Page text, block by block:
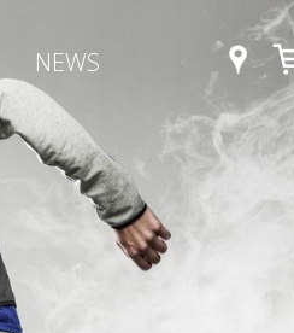
NEWS